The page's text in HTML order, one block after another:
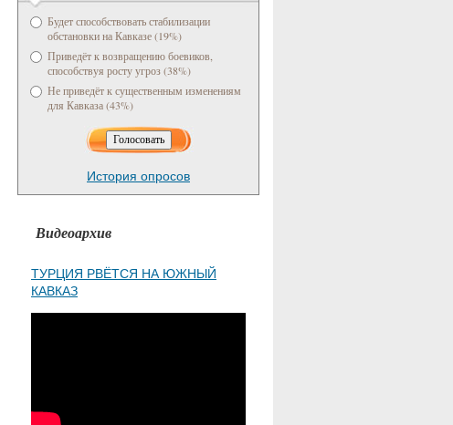
Будет способствовать стабилизации
обстановки на Кавказе (19%)
Приведёт к возвращению боевиков,
способствуя росту угроз (38%)
Не приведёт к существенным изменениям
для Кавказа (43%)
История опросов
Видеоархив
ТУРЦИЯ РВЁТСЯ НА ЮЖНЫЙ
КАВКАЗ